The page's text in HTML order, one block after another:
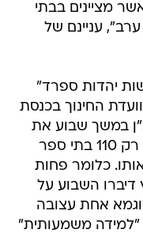
מציינים בבתי
ערב", עניינם של
יהדות ספרד"
החינוך בכנסת
במשך שבוע את
השיעור החגיגי בבתי הספר, אבל רק 110 בתי ספר
כלומר פחות
דיברו השבוע על
אחת עצובה
"למידה משמעותית"